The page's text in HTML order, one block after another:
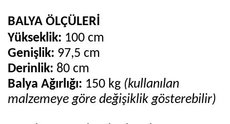
BALYA ÖLÇÜLERİ
Yükseklik: 100 cm
Genişlik: 97,5 cm
Derinlik: 80 cm
Balya Ağırlığı: 150 kg (kullanılan
malzemeye göre değişiklik gösterebilir)